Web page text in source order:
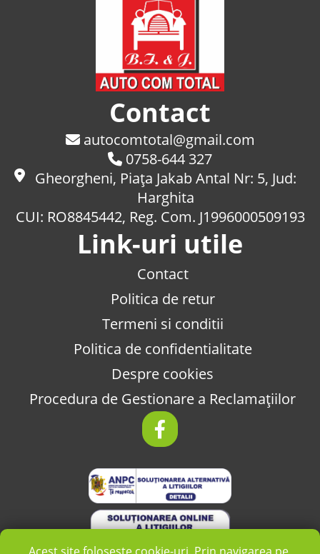
Contact
autocomtotal@gmail.com
0758-644 327
Gheorgheni, Piaţa Jakab Antal Nr: 5, Jud:
Harghita
CUI: RO8845442, Reg. Com. J1996000509193
Link-uri utile
Contact
Politica de retur
Termeni si conditii
Politica de confidentialitate
Despre cookies
Procedura de Gestionare a Reclamațiilor